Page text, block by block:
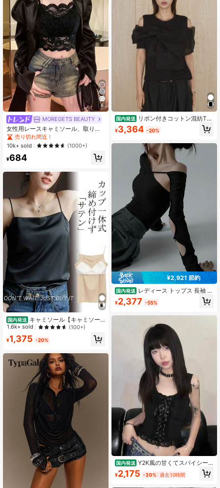
6
MOREGETS BEAUTY
女性用レースキャミソール、取り外
し可能なパッド付き、かわいい&セク
シーな無地インナー、新学期、冬、
クリスマス、春節、カジュアルブラ
ックサマーに適しています、シック&
エレガント
売り切れ間近！
10k+ sold
(1000+)
¥684
国内発送 キャミソール【キャミソー
ル カップ付き】 サテン 下着 インナ
サテンスリップ 重ね着 光沢 オフィ
1.6k+ sold (100+)
¥1,375 -20%
国内発送 リボン付きコットン混紡Tシ
ャツ、女性用韓国風ルーズフィッ
ト、スリム効果のあるオフショルダ
¥3,364 -20%
¥2,921 節約
国内発送 レディース トップス 長袖 T
シャツ カットソー アシンメトリー
アシメ ワンショルダー 肩出し カッ
地 ブラック 黒 デザイン性 モード系
ストリート系 クール セクシー 大人
可愛い カジュアル デート パーティ
ー クラブ お呼ばれ デイリー 秋物 秋
冬 春 秋服 重ね着 インナー ストレッ
チ 伸縮性 20代 30代 40代 シンプル
クールビューティー 抜け感 おしゃれ
韓国ファッション風 華奢見え スタイ
リッシュ 鎖骨強調 オフショル風 シ
ック 個性的 かっこいい 1枚様見え 女
子会 ライブ 衣装
¥2,377 -55%
国内発送 Y2K風の甘くてスパイシー
な女の子向け、結び紐付きパッチワ
ークスクエアネックレースデザイン
¥2,175 -30% 過去10時間